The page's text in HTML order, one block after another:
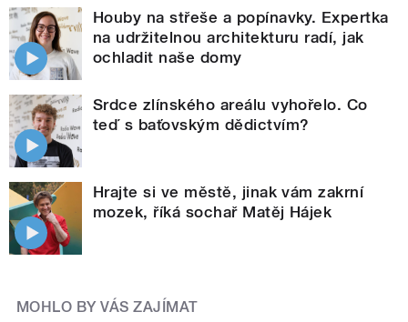
Houby na střeše a popínavky. Expertka
na udržitelnou architekturu radí, jak
ochladit naše domy
Srdce zlínského areálu vyhořelo. Co
teď s baťovským dědictvím?
Hrajte si ve městě, jinak vám zakrní
mozek, říká sochař Matěj Hájek
MOHLO BY VÁS ZAJÍMAT